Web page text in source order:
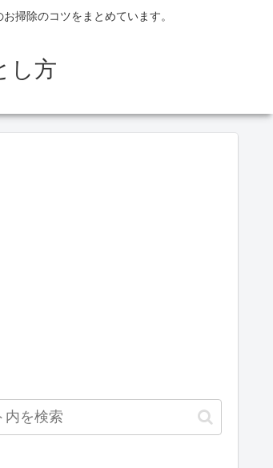
掃除のコツをまとめています。
し方